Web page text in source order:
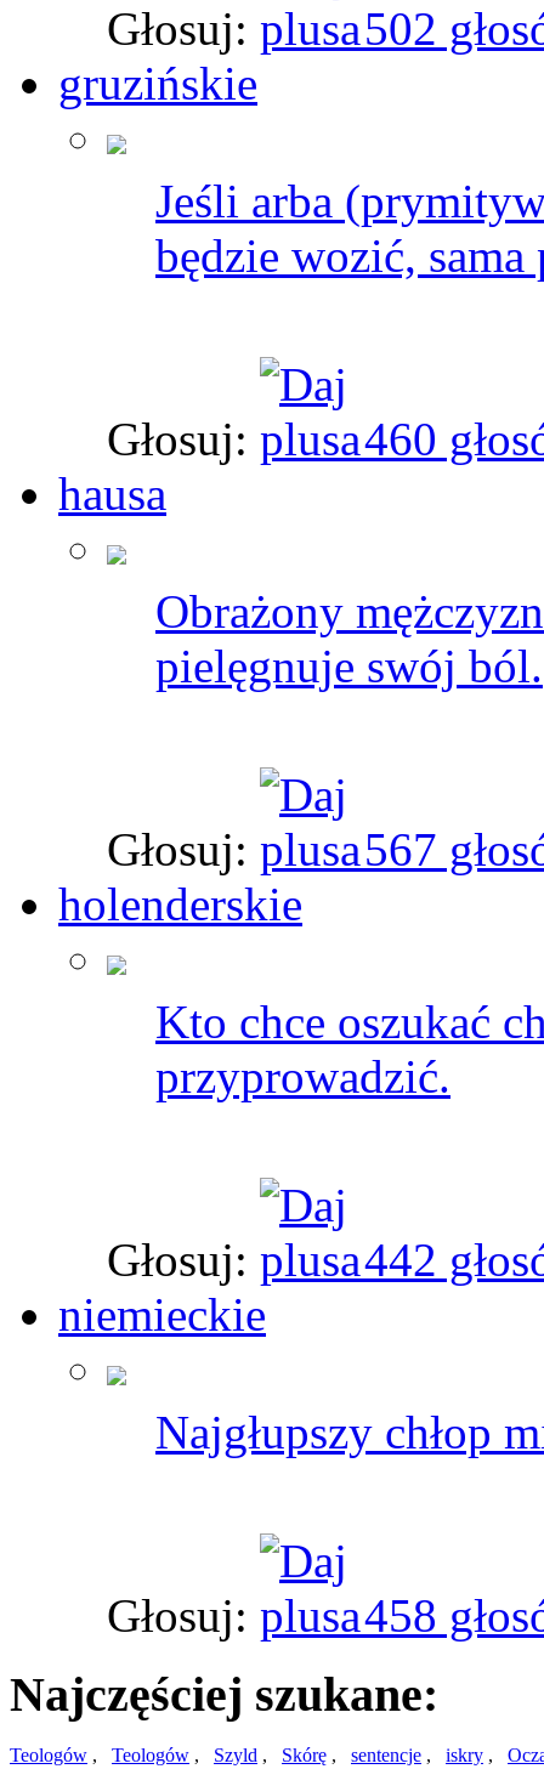
Głosuj:
502
gruzińskie
Jeśli arba
będzie wozić, sama
Głosuj:
460
hausa
Obrażony
pielęgnuje swój ból.
Głosuj:
567
holenderskie
Kto chce oszukać
przyprowadzić.
Głosuj:
442
niemieckie
Najgłupszy chłop
Głosuj: 458
Najczęściej szukane:
Teologów , Teologów , Szyld , Skórę , sentencje , iskry ,